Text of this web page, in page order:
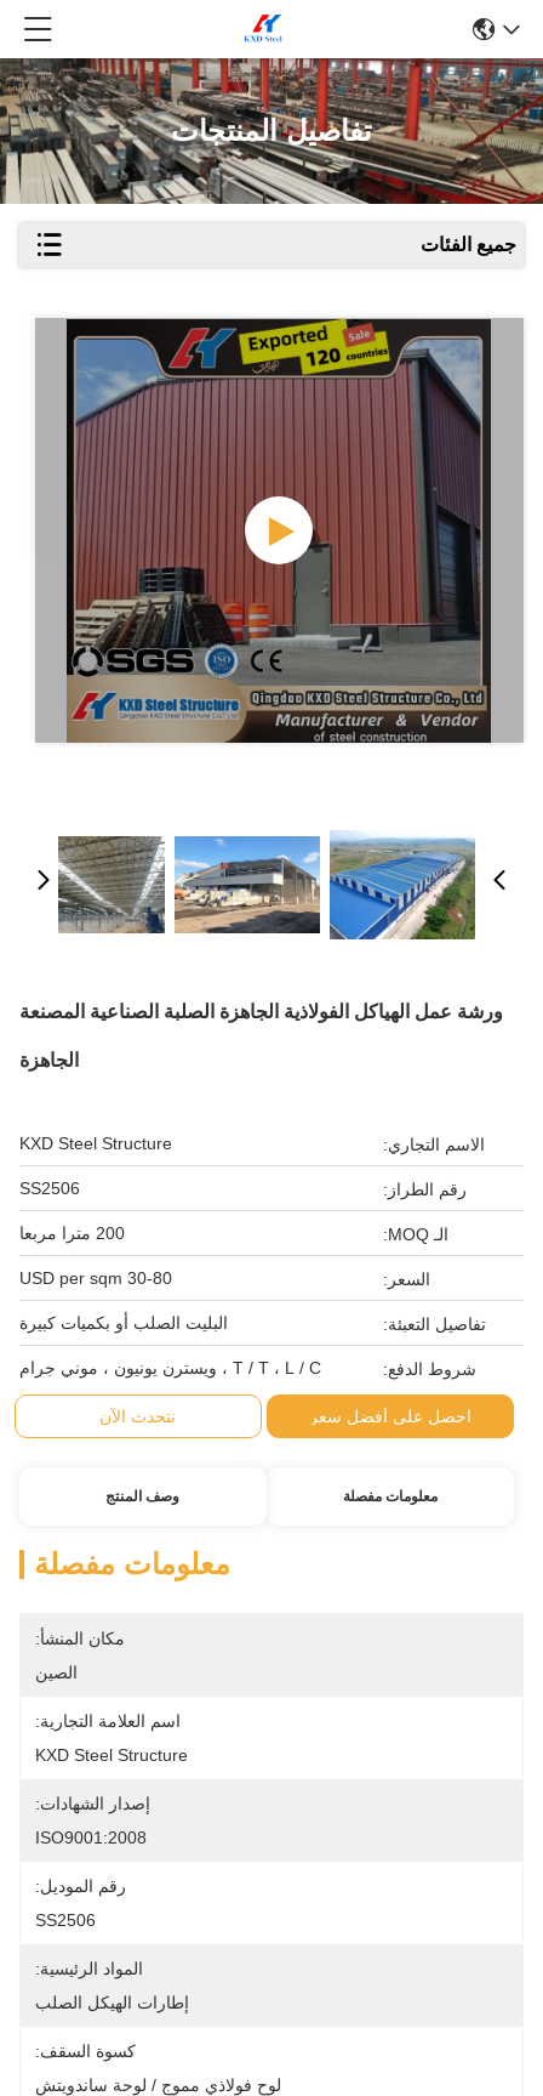
تفاصيل المنتجات
جميع الفئات
ورشة عمل الهياكل الفولاذية الجاهزة الصلبة الصناعية المصنعة
الجاهزة
الاسم التجاري: KXD Steel Structure
رقم الطراز: SS2506
الـ MOQ: 200 مترا مربعا
السعر: 30-80 USD per sqm
تفاصيل التعبئة: البليت الصلب أو بكميات كبيرة
شروط الدفع: T / T ، L / C ، ويسترن يونيون ، موني جرام
احصل على أفضل سعر نتحدث الآن
معلومات مفصلة وصف المنتج
معلومات مفصلة
مكان المنشأ:
الصين
اسم العلامة التجارية:
KXD Steel Structure
إصدار الشهادات:
ISO9001:2008
رقم الموديل:
SS2506
المواد الرئيسية:
إطارات الهيكل الصلب
كسوة السقف:
لوح فولاذي مموج / لوحة ساندويتش